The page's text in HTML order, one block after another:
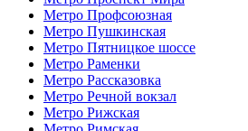
Метро Профсоюзная
Метро Пушкинская
Метро Пятницкое шоссе
Метро Раменки
Метро Рассказовка
Метро Речной вокзал
Метро Рижская